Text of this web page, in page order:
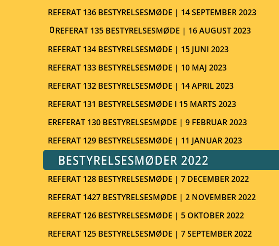
REFERAT 136 BESTYRELSESMØDE | 14 SEPTEMBER 2023
REFERAT 135 BESTYRELSESMØDE | 16 AUGUST 2023
REFERAT 134 BESTYRELSESMØDE | 15 JUNI 2023
REFERAT 133 BESTYRELSESMØDE | 10 MAJ 2023
REFERAT 132 BESTYRELSESMØDE | 14 APRIL 2023
REFERAT 131 BESTYRELSESMØDE I 15 MARTS 2023
EREFERAT 130 BESTYRELSESMØDE | 9 FEBRUAR 2023
REFERAT 129 BESTYRELSESMØDE | 11 JANUAR 2023
REFERAT 128 BESTYRELSESMØDE | 7 DECEMBER 2022
REFERAT 1427 BESTYRELSESMØDE | 2 NOVEMBER 2022
REFERAT 126 BESTYRELSESMØDE | 5 OKTOBER 2022
REFERAT 125 BESTYRELSESMØDE | 7 SEPTEMBER 2022